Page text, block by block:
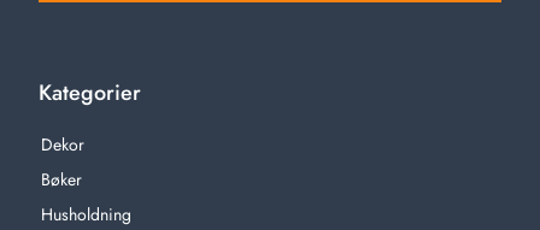
Kategorier
Dekor
Bøker
Husholdning